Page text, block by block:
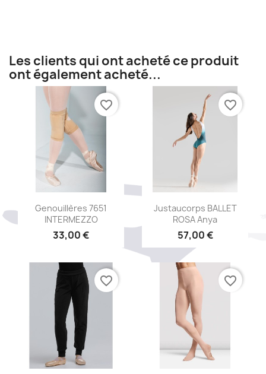
Les clients qui ont acheté ce produit
ont également acheté...
Aperçu rapide
Genouillères 7651
INTERMEZZO
33,00 €
favorite_border
Aperçu rapide
Justaucorps BALLET
ROSA Anya
57,00 €
favorite_border
favorite_border favorite_border